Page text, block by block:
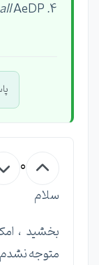
4. Run repadmin
AeDP
پاسخ
0
سلام
بخشید ،
متوجه